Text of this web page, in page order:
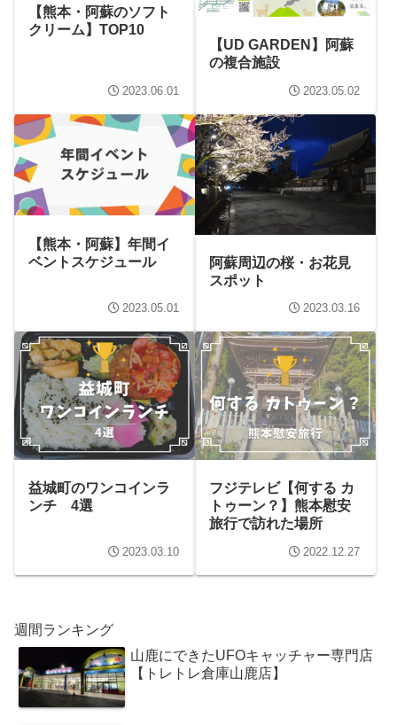
【熊本・阿蘇のソフト
クリーム】TOP10
2023.06.01
【UD GARDEN】阿蘇
の複合施設
2023.05.02
【熊本・阿蘇】年間イ
ベントスケジュール
2023.05.01
阿蘇周辺の桜・お花見
スポット
2023.03.16
益城町のワンコインラ
ンチ 4選
2023.03.10
フジテレビ【何する カ
トゥーン？】熊本慰安
旅行で訪れた場所
2022.12.27
週間ランキング
山鹿にできたUFOキャッチャー専門店
【トレトレ倉庫山鹿店】